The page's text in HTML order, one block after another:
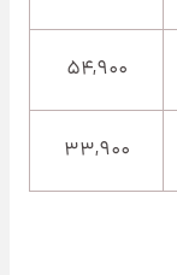
۵۴,۹۰۰
۳۳,۹۰۰